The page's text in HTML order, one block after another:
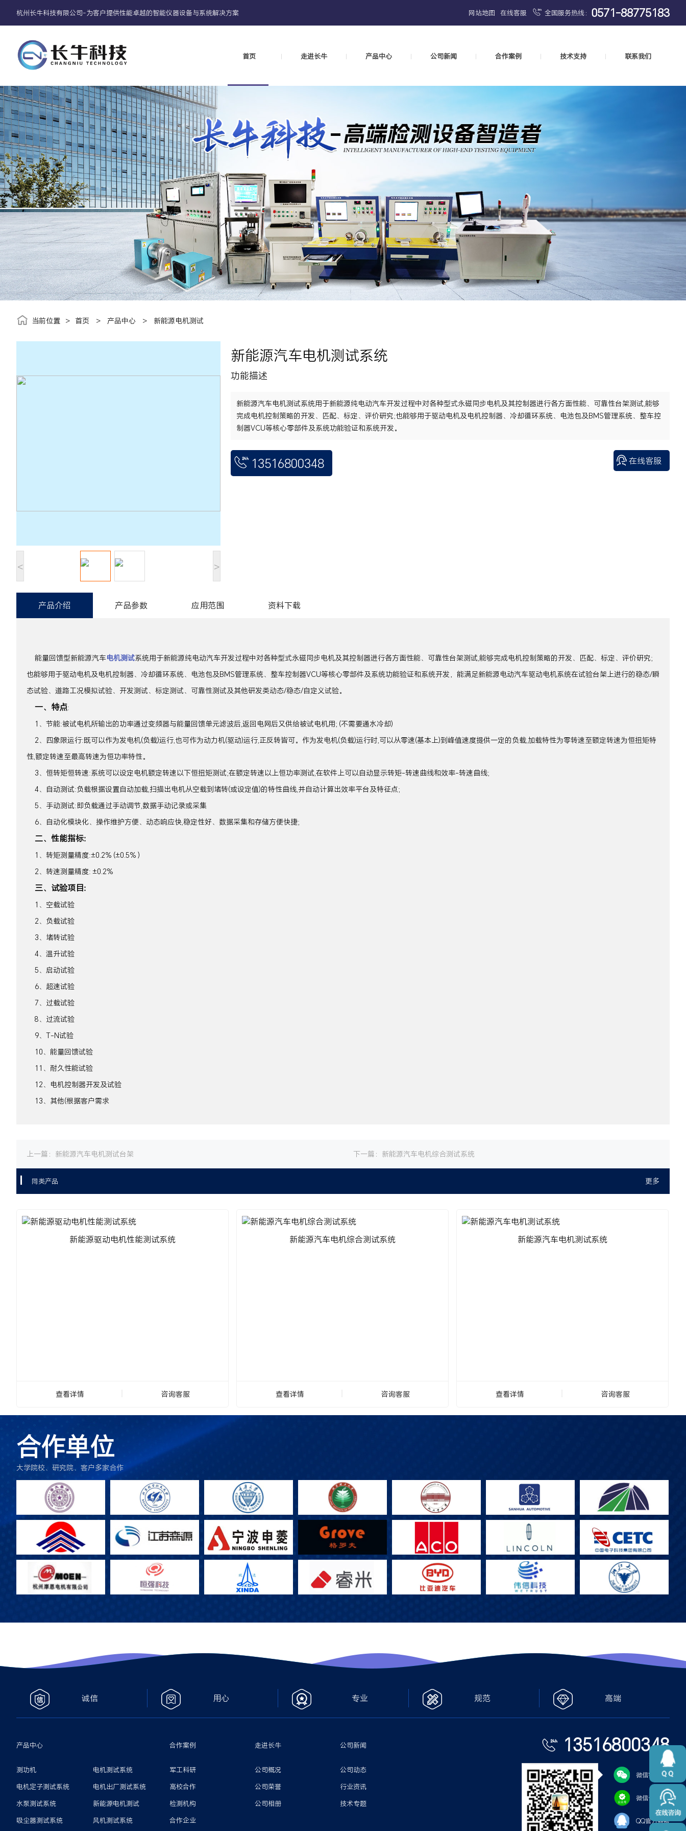
杭州长牛科技有限公司-为客户提供性能卓越的智能仪器设备与系统解决方案 网站地图 在线客服 全国服务热线： 0571-88775183
首页 | 走进长牛 | 产品中心 | 公司新闻 | 合作案例 | 技术支持 | 联系我们
当前位置 > 首页 > 产品中心 > 新能源电机测试
< >
新能源汽车电机测试系统
功能描述
新能源汽车电机测试系统用于新能源纯电动汽车开发过程中对各种型式永磁同步电机及其控制器进行各方面性能、可靠性台架测试,能够
完成电机控制策略的开发、匹配、标定、评价研究;也能够用于驱动电机及电机控制器、冷却循环系统、电池包及BMS管理系统、整车控
制器VCU等核心零部件及系统功能验证和系统开发。
13516800348 在线客服
产品介绍 产品参数 应用范围 资料下载
能量回馈型新能源汽车电机测试系统用于新能源纯电动汽车开发过程中对各种型式永磁同步电机及其控制器进行各方面性能、可靠性台架测试,能够完成电机控制策略的开发、匹配、标定、评价研究;
也能够用于驱动电机及电机控制器、冷却循环系统、电池包及BMS管理系统、整车控制器VCU等核心零部件及系统功能验证和系统开发，能满足新能源电动汽车驱动电机系统在试验台架上进行的稳态/瞬
态试验、道路工况模拟试验、开发测试、标定测试、可靠性测试及其他研发类动态/稳态/自定义试验。
一、特点:
1、节能:被试电机所输出的功率通过变频器与能量回馈单元滤波后,返回电网后又供给被试电机用; (不需要通水冷却)
2、四象限运行:既可以作为发电机(负载)运行,也可作为动力机(驱动)运行,正反转皆可。作为发电机(负载)运行时,可以从零速(基本上)到峰值速度提供一定的负载,加载特性为零转速至额定转速为恒扭矩特
性,额定转速至最高转速为恒功率特性。
3、恒转矩恒转速:系统可以设定电机额定转速以下恒扭矩测试;在额定转速以上恒功率测试,在软件上可以自动显示转矩-转速曲线和效率-转速曲线;
4、自动测试:负载根据设置自动加载,扫描出电机从空载到堵转(或设定值)的特性曲线,并自动计算出效率平台及特征点;
5、手动测试:即负载通过手动调节,数据手动记录或采集
6、自动化模块化、操作维护方便、动态响应快,稳定性好、数据采集和存储方便快捷;
二、性能指标:
1、转矩测量精度:±0.2% (±0.5% )
2、转速测量精度: ±0.2%
三、试验项目:
1、空载试验
2、负载试验
3、堵转试验
4、温升试验
5、启动试验
6、超速试验
7、过载试验
8、过流试验
9、T-N试验
10、能量回馈试验
11、耐久性能试验
12、电机控制器开发及试验
13、其他(根据客户需求
上一篇： 新能源汽车电机测试台架 下一篇： 新能源汽车电机综合测试系统
同类产品 更多
新能源驱动电机性能测试系统
查看详情 咨询客服
新能源汽车电机综合测试系统
查看详情 咨询客服
新能源汽车电机测试系统
查看详情 咨询客服
合作单位
大学院校、研究院、客户多家合作
诚信 用心 专业 规范 高端
产品中心
测功机
电机测试系统
电机定子测试系统
电机出厂测试系统
水泵测试系统
新能源电机测试
吸尘器测试系统
风机测试系统
合作案例
军工科研
高校合作
检测机构
合作企业
走进长牛
公司概况
公司荣誉
公司相册
公司新闻
公司动态
行业资讯
技术专题
13516800348
微信客服
微信公众号
QQ官方客服